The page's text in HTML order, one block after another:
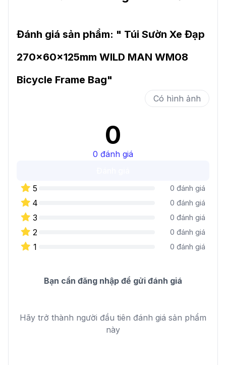
Đánh giá sản phẩm: " Túi Sườn Xe Đạp
270x60x125mm WILD MAN WM08
Bicycle Frame Bag"
Có hình ảnh
0
0 đánh giá
5
0 đánh giá
4 0 đánh giá
3 0 đánh giá
2 0 đánh giá
1 0 đánh giá
Bạn cần đăng nhập để gửi đánh giá
Hãy trở thành người đầu tiên đánh giá sản phẩm
này